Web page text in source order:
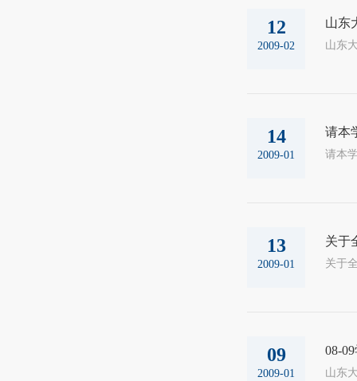
12
2009-02
山东
14
2009-01
请本
13
2009-01
关于
09
2009-01
08-
山东